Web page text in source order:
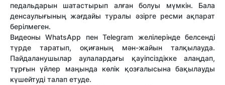
педальдарын шатастырып алған болуы мүмкін. Бала
денсаулығының жағдайы туралы әзірге ресми ақпарат
берілмеген.
Видеоны WhatsApp пен Telegram желілерінде белсенді
түрде таратып, оқиғаның мән-жайын талқылауда.
Пайдаланушылар аулалардағы қауіпсіздікке алаңдап,
тұрғын үйлер маңында көлік қозғалысына бақылауды
күшейтуді талап етуде.